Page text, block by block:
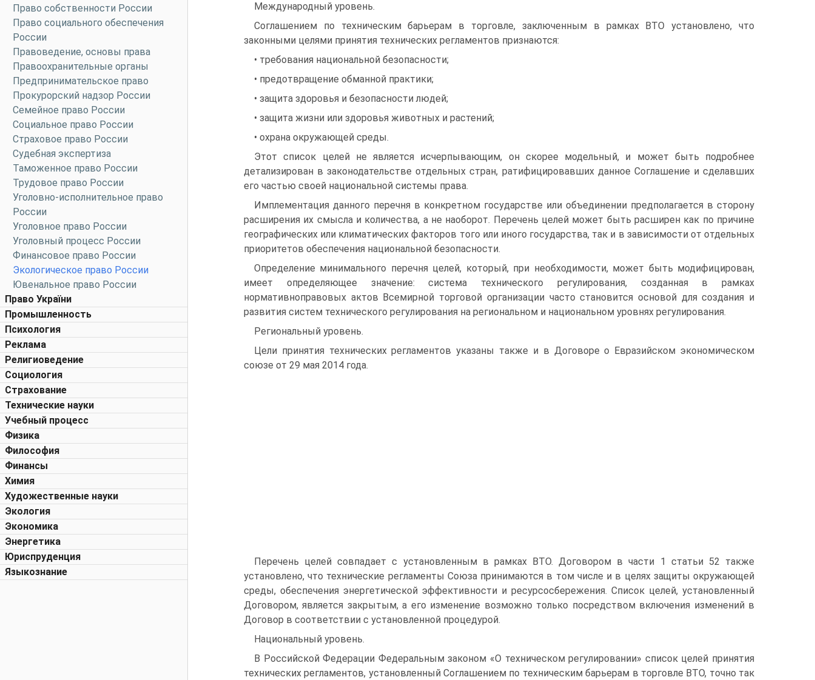
Право собственности России
Право социального обеспечения
России
Правоведение, основы права
Правоохранительные органы
Предпринимательское право
Прокурорский надзор России
Семейное право России
Социальное право России
Страховое право России
Судебная экспертиза
Таможенное право России
Трудовое право России
Уголовно-исполнительное право
России
Уголовное право России
Уголовный процесс России
Финансовое право России
Экологическое право России
Ювенальное право России
Право України
Промышленность
Психология
Реклама
Религиоведение
Социология
Страхование
Технические науки
Учебный процесс
Физика
Философия
Финансы
Химия
Художественные науки
Экология
Экономика
Энергетика
Юриспруденция
Языкознание
Международный уровень.
Соглашением по техническим барьерам в торговле, заключенным в рамках ВТО установлено, что
законными целями принятия технических регламентов признаются:
• требования национальной безопасности;
• предотвращение обманной практики;
• защита здоровья и безопасности людей;
• защита жизни или здоровья животных и растений;
• охрана окружающей среды.
Этот список целей не является исчерпывающим, он скорее модельный, и может быть подробнее
детализирован в законодательстве отдельных стран, ратифицировавших данное Соглашение и сделавших
его частью своей национальной системы права.
Имплементация данного перечня в конкретном государстве или объединении предполагается в сторону
расширения их смысла и количества, а не наоборот. Перечень целей может быть расширен как по причине
географических или климатических факторов того или иного государства, так и в зависимости от отдельных
приоритетов обеспечения национальной безопасности.
Определение минимального перечня целей, который, при необходимости, может быть модифицирован,
имеет определяющее значение: система технического регулирования, созданная в рамках
нормативноправовых актов Всемирной торговой организации часто становится основой для создания и
развития систем технического регулирования на региональном и национальном уровнях регулирования.
Региональный уровень.
Цели принятия технических регламентов указаны также и в Договоре о Евразийском экономическом
союзе от 29 мая 2014 года.
Перечень целей совпадает с установленным в рамках ВТО. Договором в части 1 статьи 52 также
установлено, что технические регламенты Союза принимаются в том числе и в целях защиты окружающей
среды, обеспечения энергетической эффективности и ресурсосбережения. Список целей, установленный
Договором, является закрытым, а его изменение возможно только посредством включения изменений в
Договор в соответствии с установленной процедурой.
Национальный уровень.
В Российской Федерации Федеральным законом «О техническом регулировании» список целей принятия
технических регламентов, установленный Соглашением по техническим барьерам в торговле ВТО, точно так